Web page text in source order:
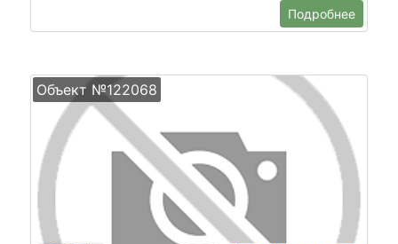
Подробнее
Объект №122068